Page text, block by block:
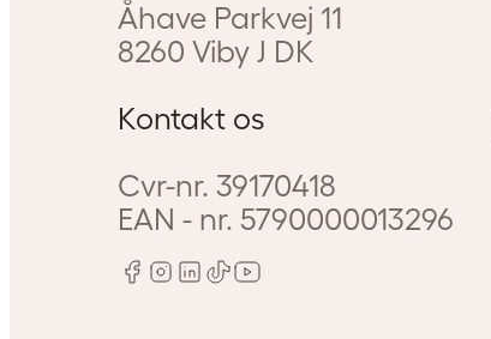
Åhave Parkvej 11
8260 Viby J DK
Kontakt os
Cvr-nr. 39170418
EAN - nr. 5790000013296